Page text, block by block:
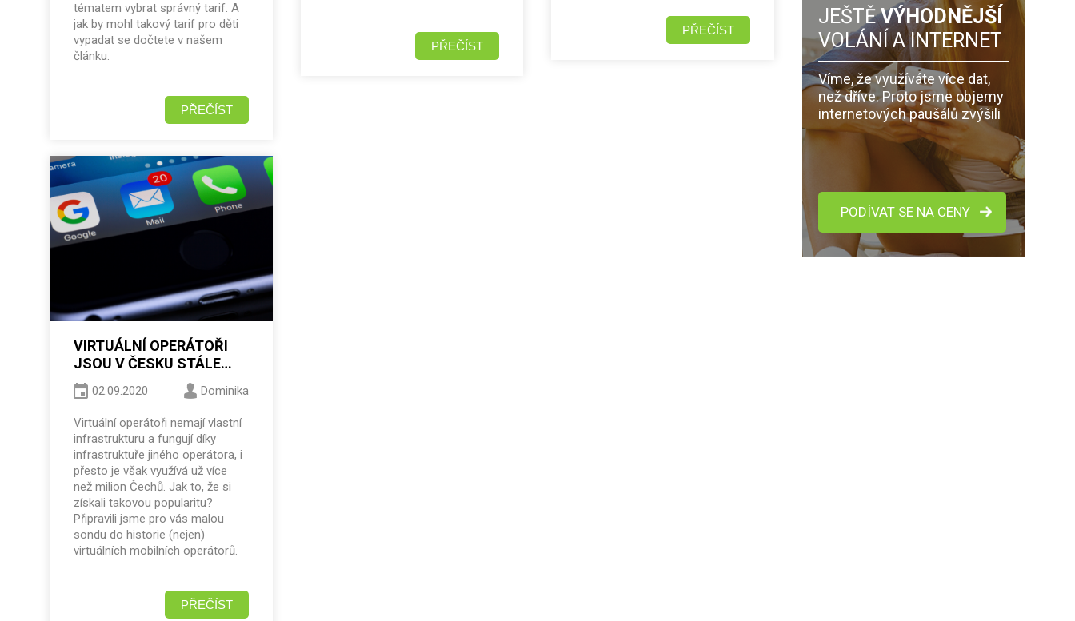
tématem vybrat správný tarif. A
jak by mohl takový tarif pro děti
vypadat se dočtete v našem
článku.
PŘEČÍST
PŘEČÍST
PŘEČÍST
VIRTUÁLNÍ OPERÁTOŘI
JSOU V ČESKU STÁLE
OBLÍBENĚJŠÍ. ODKUD SE
VZALI?
02.09.2020 Dominika
Virtuální operátoři nemají vlastní
infrastrukturu a fungují díky
infrastruktuře jiného operátora, i
přesto je však využívá už více
než milion Čechů. Jak to, že si
získali takovou popularitu?
Připravili jsme pro vás malou
sondu do historie (nejen)
virtuálních mobilních operátorů.
PŘEČÍST
JEŠTĚVÝHODNĚJŠÍ
VOLÁNÍ A INTERNET
Víme, že využíváte více dat,
než dříve. Proto jsme objemy
internetových paušálů zvýšili
PODÍVAT SE NA CENY